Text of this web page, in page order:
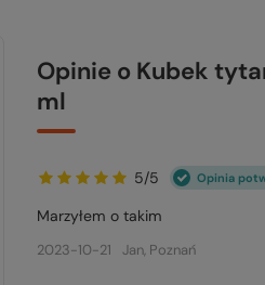
Opinie o Kubek
ml
5/5 Opinia
Marzyłem o takim
2023-10-21 Jan, Poznań